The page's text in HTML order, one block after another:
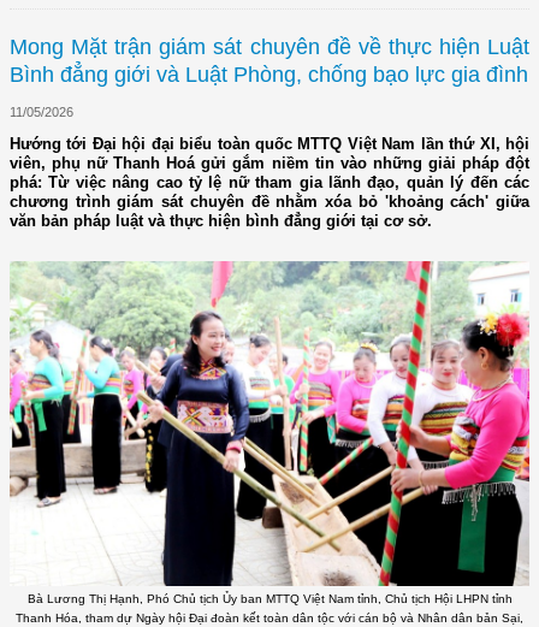
Mong Mặt trận giám sát chuyên đề về thực hiện Luật
Bình đẳng giới và Luật Phòng, chống bạo lực gia đình
11/05/2026
Hướng tới Đại hội đại biểu toàn quốc MTTQ Việt Nam lần thứ XI, hội
viên, phụ nữ Thanh Hoá gửi gắm niềm tin vào những giải pháp đột
phá: Từ việc nâng cao tỷ lệ nữ tham gia lãnh đạo, quản lý đến các
chương trình giám sát chuyên đề nhằm xóa bỏ 'khoảng cách' giữa
văn bản pháp luật và thực hiện bình đẳng giới tại cơ sở.
Bà Lương Thị Hạnh, Phó Chủ tịch Ủy ban MTTQ Việt Nam tỉnh, Chủ tịch Hội LHPN tỉnh
Thanh Hóa, tham dự Ngày hội Đại đoàn kết toàn dân tộc với cán bộ và Nhân dân bản Sại,